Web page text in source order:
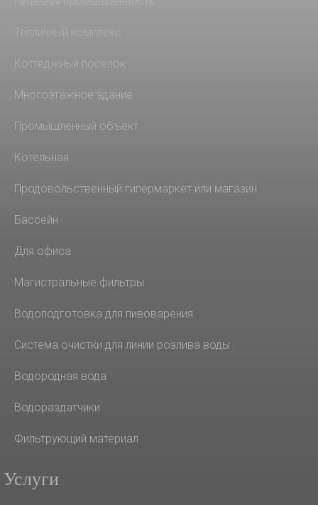
Тепличный комплекс
Коттеджный поселок
Многоэтажное здание
Промышленный объект
Котельная
Продовольственный гипермаркет или магазин
Бассейн
Для офиса
Магистральные фильтры
Водоподготовка для пивоварения
Система очистки для линии розлива воды
Водородная вода
Водораздатчики
Фильтрующий материал
Услуги